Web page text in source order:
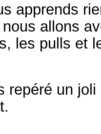
apprends
allons
les pulls et
repéré un